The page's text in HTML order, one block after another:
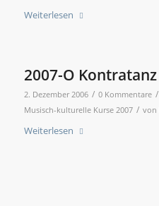
Weiterlesen
2007-O Kontratanz
2. Dezember 2006 / 0 Kommentare /
Musisch-kulturelle Kurse 2007 / von
Weiterlesen